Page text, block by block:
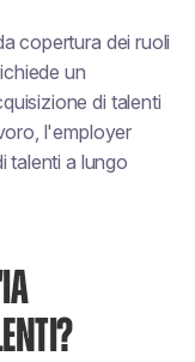
copertura dei ruoli
un
di talenti
l'employer
talenti a lungo